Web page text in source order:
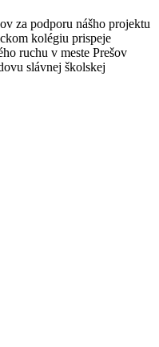
za podporu nášho projektu
kolégiu prispeje
ruchu v meste Prešov
slávnej školskej